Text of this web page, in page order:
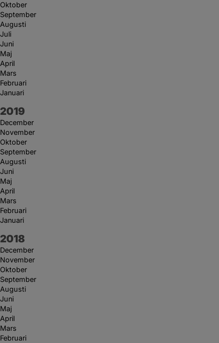
Oktober
September
Augusti
Juli
Juni
Maj
April
Mars
Februari
Januari
År:
2019
December
November
Oktober
September
Augusti
Juni
Maj
April
Mars
Februari
Januari
År:
2018
December
November
Oktober
September
Augusti
Juni
Maj
April
Mars
Februari